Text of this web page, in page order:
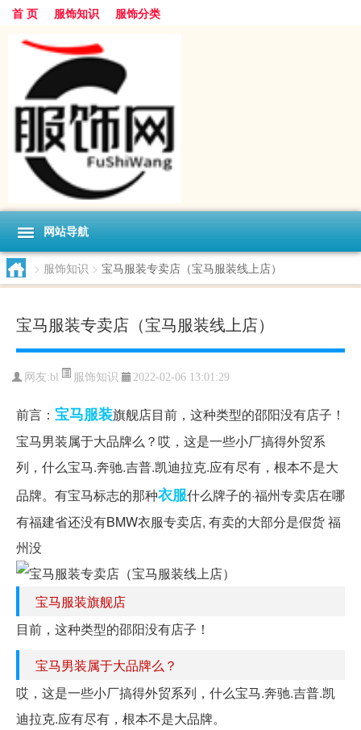
首 页 服饰知识 服饰分类
网站导航
> 服饰知识 > 宝马服装专卖店（宝马服装线上店）
宝马服装专卖店（宝马服装线上店）
网友:bl 服饰知识 2022-02-06 13:01:29
前言： 宝马服装旗舰店目前，这种类型的邵阳没有店子！
宝马男装属于大品牌么？哎，这是一些小厂搞得外贸系
列，什么宝马.奔驰.吉普.凯迪拉克.应有尽有，根本不是大
品牌。有宝马标志的那种衣服什么牌子的·福州专卖店在哪
有福建省还没有BMW衣服专卖店, 有卖的大部分是假货 福
州没
宝马服装旗舰店
目前，这种类型的邵阳没有店子！
宝马男装属于大品牌么？
哎，这是一些小厂搞得外贸系列，什么宝马.奔驰.吉普.凯
迪拉克.应有尽有，根本不是大品牌。